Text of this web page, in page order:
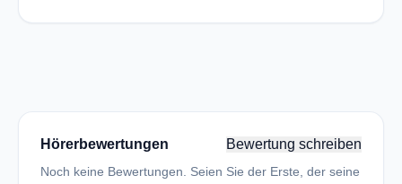
Hörerbewertungen Bewertung schreiben
Noch keine Bewertungen. Seien Sie der Erste, der seine